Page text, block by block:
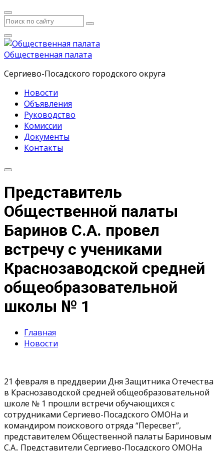
Общественная палата
Сергиево-Посадского городского округа
Новости
Объявления
Руководство
Комиссии
Документы
Контакты
Представитель
Общественной палаты
Баринов С.А. провел
встречу с учениками
Краснозаводской средней
общеобразовательной
школы № 1
Главная
Новости
21 февраля в преддверии Дня Защитника Отечества
в Краснозаводской средней общеобразовательной
школе № 1 прошли встречи обучающихся с
сотрудниками Сергиево-Посадского ОМОНа и
командиром поискового отряда “Пересвет”,
представителем Общественной палаты Бариновым
С.А.. Представители Сергиево-Посадского ОМОНа